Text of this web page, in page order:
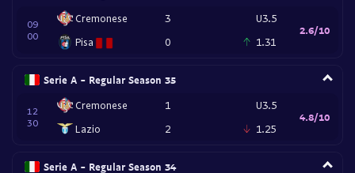
09
00
Cremonese
Pisa
3
0
U3.5
1.31
2.6/10
Serie A - Regular Season 35
12
30
Cremonese
Lazio
1
2
U3.5
1.25
4.8/10
Serie A - Regular Season 34